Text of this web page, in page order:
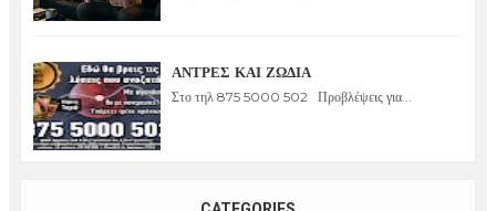
ΑΝΤΡΕΣ ΚΑΙ ΖΩΔΙΑ
Στο τηλ 875 5000 502 Προβλέψεις για...